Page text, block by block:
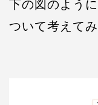
下の図のよう
ついて考えてみ